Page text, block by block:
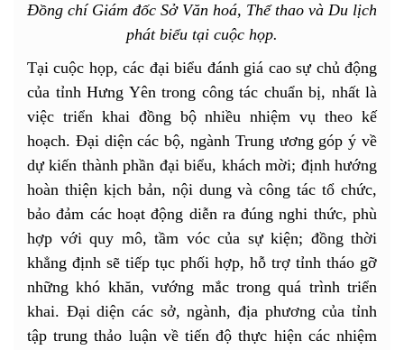
Đồng chí Giám đốc Sở Văn hoá, Thể thao và Du lịch
phát biểu tại cuộc họp.
Tại cuộc họp, các đại biểu đánh giá cao sự chủ động
của tỉnh Hưng Yên trong công tác chuẩn bị, nhất là
việc triển khai đồng bộ nhiều nhiệm vụ theo kế
hoạch. Đại diện các bộ, ngành Trung ương góp ý về
dự kiến thành phần đại biểu, khách mời; định hướng
hoàn thiện kịch bản, nội dung và công tác tổ chức,
bảo đảm các hoạt động diễn ra đúng nghi thức, phù
hợp với quy mô, tầm vóc của sự kiện; đồng thời
khẳng định sẽ tiếp tục phối hợp, hỗ trợ tỉnh tháo gỡ
những khó khăn, vướng mắc trong quá trình triển
khai. Đại diện các sở, ngành, địa phương của tỉnh
tập trung thảo luận về tiến độ thực hiện các nhiệm